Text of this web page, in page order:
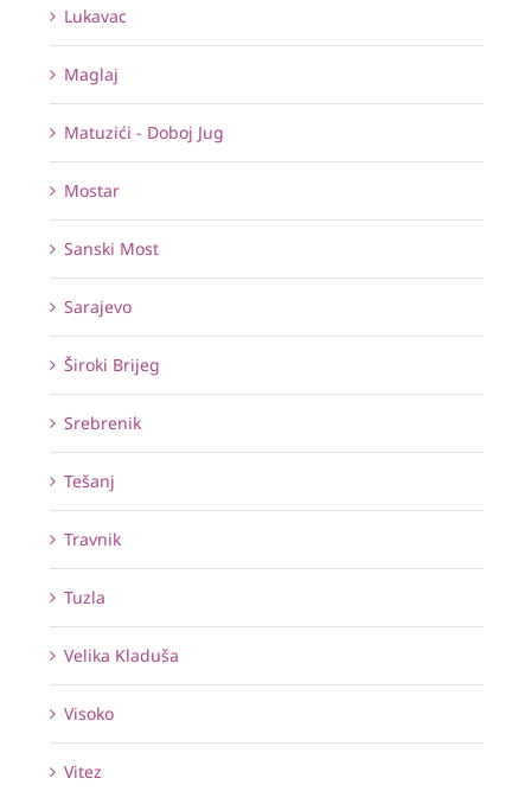
Lukavac
Maglaj
Matuzići - Doboj Jug
Mostar
Sanski Most
Sarajevo
Široki Brijeg
Srebrenik
Tešanj
Travnik
Tuzla
Velika Kladuša
Visoko
Vitez